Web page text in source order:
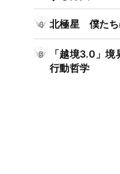
北極星 僕たち
「越境3.0」
行動哲学